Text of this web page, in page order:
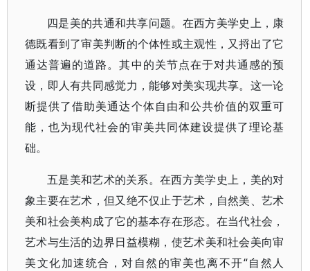
四是美的共通和共享问题。在西方美学史上，康
德既看到了审美判断的个体性或主观性，又捋出了它
通达普遍的道路。其中的关节点在于对共通感的预
设，即人有共同感觉力，能够对美实现共享。这一论
断提供了借助美通达个体自由和公共价值的双重可
能，也为现代社会的审美共同体建设提供了理论基
础。
五是美和艺术的关系。在西方美学史上，美的对
象主要在艺术，但又绝不仅止于艺术，自然美、艺术
美和社会美构成了它的基本存在形态。在当代社会，
艺术与生活的边界日益模糊，使艺术美和社会美向审
美文化加速统合，对自然的审美也离不开“自然人